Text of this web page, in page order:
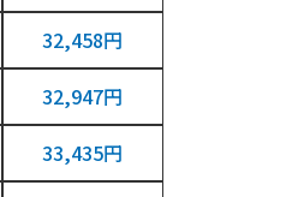
32,458円
32,947円
33,435円